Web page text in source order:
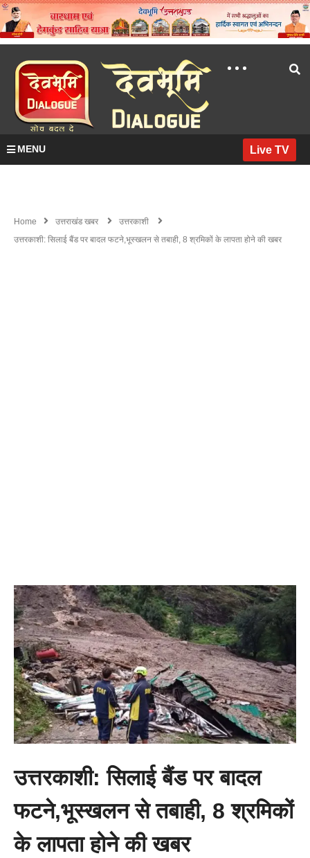
MENU Live TV
Home उत्तराखंड खबर
उत्तरकाशी
उत्तरकाशी: सिलाई बैंड पर बादल फटने,भूस्खलन से तबाही, 8 श्रमिकों के लापता होने की खबर
उत्तरकाशी: सिलाई बैंड पर बादल
फटने,भूस्खलन से तबाही, 8 श्रमिकों
के लापता होने की खबर